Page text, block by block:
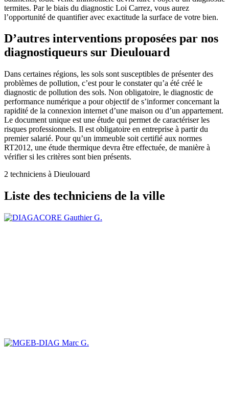
termites. Par le biais du diagnostic Loi Carrez, vous aurez
l’opportunité de quantifier avec exactitude la surface de votre bien.
D’autres interventions proposées par nos
diagnostiqueurs sur Dieulouard
Dans certaines régions, les sols sont susceptibles de présenter des
problèmes de pollution, c’est pour le constater qu’a été créé le
diagnostic de pollution des sols. Non obligatoire, le diagnostic de
performance numérique a pour objectif de s’informer concernant la
rapidité de la connexion internet d’une maison ou d’un appartement.
Le document unique est une étude qui permet de caractériser les
risques professionnels. Il est obligatoire en entreprise à partir du
premier salarié. Pour qu’un immeuble soit certifié aux normes
RT2012, une étude thermique devra être effectuée, de manière à
vérifier si les critères sont bien présents.
2 techniciens à Dieulouard
Liste des techniciens de la ville
Gauthier G.
Marc G.